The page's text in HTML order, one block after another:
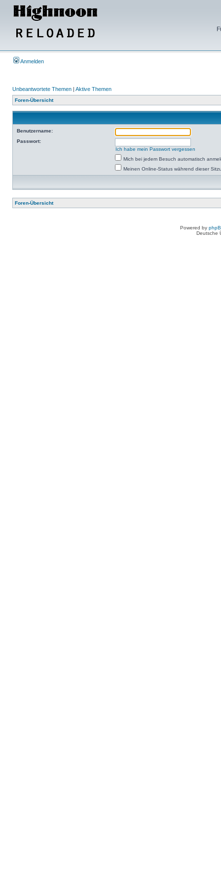
Anmelden
Unbeantwortete Themen | Aktive Themen
Foren-Übersicht
Benutzername:
Passwort:
Ich habe mein Passwort vergessen
Mich bei jedem Besuch automatisch
Meinen Online-Status während dieser
Foren-Übersicht
Powered by
Deutsche